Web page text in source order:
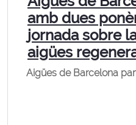
amb dues
jornada sobre
aigües
Aigües de Barcelona